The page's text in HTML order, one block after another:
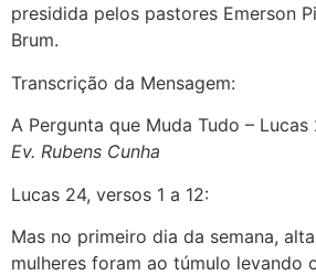
presidida pelos pastores Emerson
Brum.
Transcrição da Mensagem:
A Pergunta que Muda Tudo – Lucas
Ev. Rubens Cunha
Lucas 24, versos 1 a 12:
Mas no primeiro dia da semana,
mulheres foram ao túmulo levando